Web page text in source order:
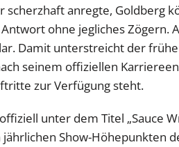
scherzhaft anregte, Goldberg
ohne jegliches Zögern.
Damit unterstreicht der
seinem offiziellen
zur Verfügung steht.
unter dem Titel „Sauce
Show-Höhepunkten